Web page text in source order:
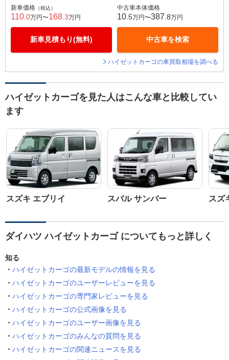
新車価格 （税込）
110 .0万円〜168 .3万円
新車見積もり(無料)
中古車本体価格
10 .5万円〜387 .8万円
中古車を検索
ハイゼットカーゴの車買取相場を調べる
ハイゼットカーゴを見た人はこんな車と比較してい
ます
スズキ エブリイ スバル サンバー スズ
ダイハツ ハイゼットカーゴ についてもっと詳しく
知る
ハイゼットカーゴの最新モデルの情報を見る
ハイゼットカーゴのユーザーレビューを見る
ハイゼットカーゴの専門家レビューを見る
ハイゼットカーゴの公式画像を見る
ハイゼットカーゴのユーザー画像を見る
ハイゼットカーゴのみんなの質問を見る
ハイゼットカーゴの関連ニュースを見る